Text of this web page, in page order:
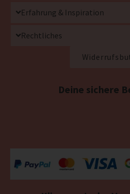
Erfahrung & Inspiration
Rechtliches
Deine sichere